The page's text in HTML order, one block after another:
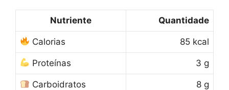
Nutriente Quantidade
Calorias 85 kcal
Proteínas 3 g
Carboidratos 8 g